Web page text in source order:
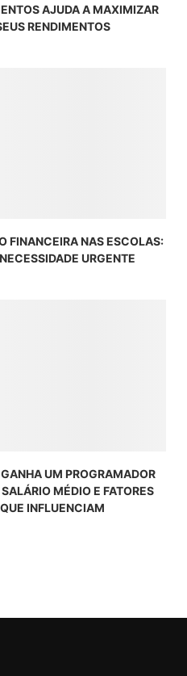
AJUDA A MAXIMIZAR
RENDIMENTOS
FINANCEIRA NAS ESCOLAS:
URGENTE
UM PROGRAMADOR
MÉDIO E FATORES
QUE INFLUENCIAM